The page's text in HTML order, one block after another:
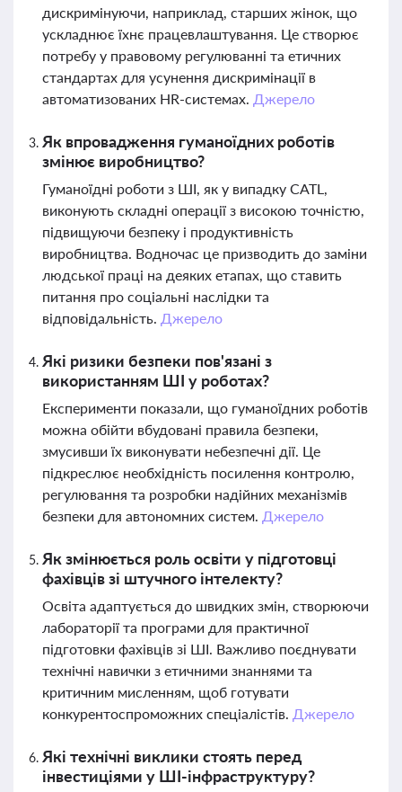
дискримінуючи, наприклад, старших жінок, що
ускладнює їхнє працевлаштування. Це створює
потребу у правовому регулюванні та етичних
стандартах для усунення дискримінації в
автоматизованих HR-системах. Джерело
Як впровадження гуманоїдних роботів
змінює виробництво?
Гуманоїдні роботи з ШІ, як у випадку CATL,
виконують складні операції з високою точністю,
підвищуючи безпеку і продуктивність
виробництва. Водночас це призводить до заміни
людської праці на деяких етапах, що ставить
питання про соціальні наслідки та
відповідальність. Джерело
Які ризики безпеки пов'язані з
використанням ШІ у роботах?
Експерименти показали, що гуманоїдних роботів
можна обійти вбудовані правила безпеки,
змусивши їх виконувати небезпечні дії. Це
підкреслює необхідність посилення контролю,
регулювання та розробки надійних механізмів
безпеки для автономних систем. Джерело
Як змінюється роль освіти у підготовці
фахівців зі штучного інтелекту?
Освіта адаптується до швидких змін, створюючи
лабораторії та програми для практичної
підготовки фахівців зі ШІ. Важливо поєднувати
технічні навички з етичними знаннями та
критичним мисленням, щоб готувати
конкурентоспроможних спеціалістів. Джерело
Які технічні виклики стоять перед
інвестиціями у ШІ-інфраструктуру?